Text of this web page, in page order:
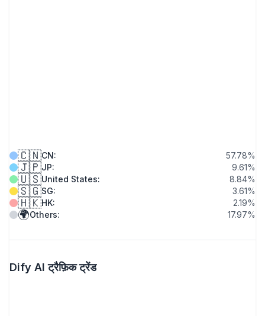
🇨🇳CN: 57.78%
🇯🇵JP: 9.61%
🇺🇸United States: 8.84%
🇸🇬SG: 3.61%
🇭🇰HK: 2.19%
🌍Others: 17.97%
Dify AI ट्रैफ़िक ट्रेंड